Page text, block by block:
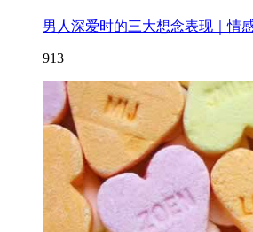
男人深爱时的三大想念表现｜情
913